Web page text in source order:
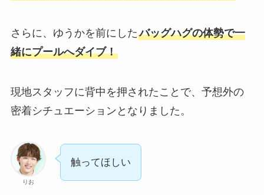
さらに、ゆうかを前にしたバッグハグの体勢で一
緒にプールへダイブ！
現地スタッフに背中を押されたことで、予想外の
密着シチュエーションとなりました。
りお
触ってほしい